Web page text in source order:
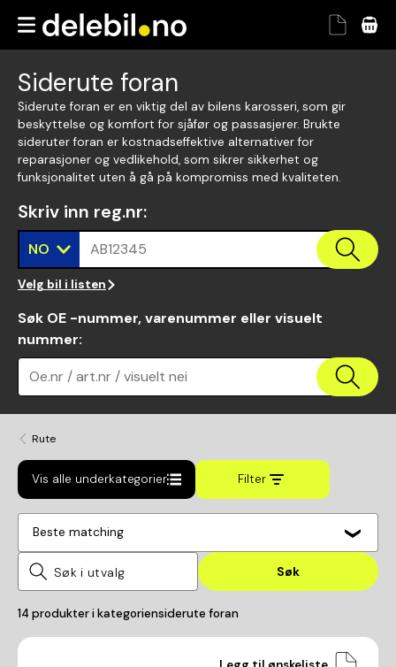
Siderute foran
Siderute foran er en viktig del av bilens karosseri, som gir
beskyttelse og komfort for sjåfør og passasjerer. Brukte
sideruter foran er kostnadseffektive alternativer for
reparasjoner og vedlikehold, som sikrer sikkerhet og
funksjonalitet uten å gå på kompromiss med kvaliteten.
Skriv inn reg.nr:
NO AB12345
Velg bil i listen
Søk OE -nummer, varenummer eller visuelt
nummer:
Oe.nr / art.nr / visuelt nei
Rute
Vis alle underkategorier Filter
Beste matching
Søk
14 produkter i kategoriensiderute foran